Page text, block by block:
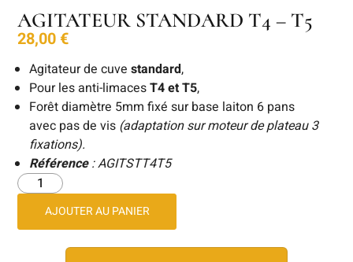
AGITATEUR STANDARD T4 – T5
28,00€
Agitateur de cuvestandard,
Pour les anti-limacesT4 et T5,
Forêt diamètre 5mm fixé sur base laiton 6 pans
avec pas de vis (adaptation sur moteur de plateau 3
fixations).
Référence: AGITSTT4T5
AJOUTER AU PANIER